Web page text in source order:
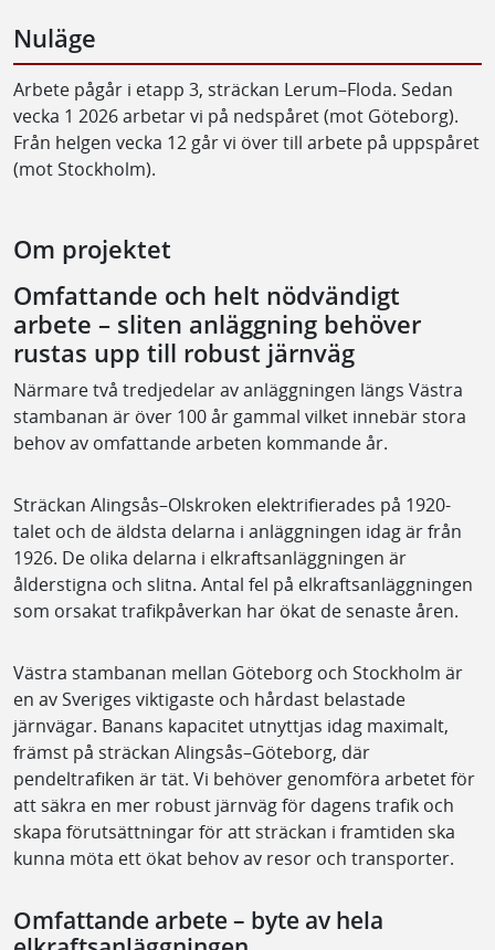
Nuläge
Arbete pågår i etapp 3, sträckan Lerum–Floda. Sedan
vecka 1 2026 arbetar vi på nedspåret (mot Göteborg).
Från helgen vecka 12 går vi över till arbete på uppspåret
(mot Stockholm).
Om projektet
Omfattande och helt nödvändigt
arbete – sliten anläggning behöver
rustas upp till robust järnväg
Närmare två tredjedelar av anläggningen längs Västra
stambanan är över 100 år gammal vilket innebär stora
behov av omfattande arbeten kommande år.
Sträckan Alingsås–Olskroken elektrifierades på 1920-
talet och de äldsta delarna i anläggningen idag är från
1926. De olika delarna i elkraftsanläggningen är
ålderstigna och slitna. Antal fel på elkraftsanläggningen
som orsakat trafikpåverkan har ökat de senaste åren.
Västra stambanan mellan Göteborg och Stockholm är
en av Sveriges viktigaste och hårdast belastade
järnvägar. Banans kapacitet utnyttjas idag maximalt,
främst på sträckan Alingsås–Göteborg, där
pendeltrafiken är tät. Vi behöver genomföra arbetet för
att säkra en mer robust järnväg för dagens trafik och
skapa förutsättningar för att sträckan i framtiden ska
kunna möta ett ökat behov av resor och transporter.
Omfattande arbete – byte av hela